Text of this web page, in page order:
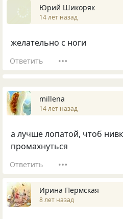
Юрий Шикоряк
14 лет назад
желательно с ноги
Ответить
millena
14 лет назад
а лучше лопатой, чтоб
промахнуться
Ответить
Ирина Пермская
8 лет назад